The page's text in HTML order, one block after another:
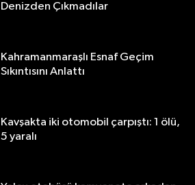
Denizden Çıkmadılar
Kahramanmaraşlı Esnaf Geçim
Sıkıntısını Anlattı
Kavşakta iki otomobil çarpıştı: 1 ölü,
5 yaralı